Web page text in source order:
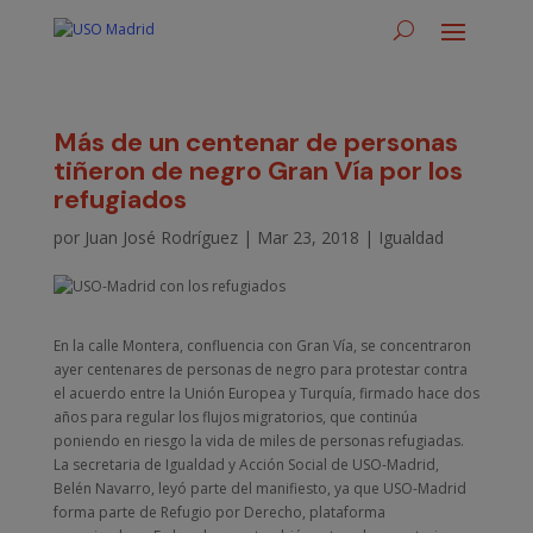
Más de un centenar de personas
tiñeron de negro Gran Vía por los
refugiados
por Juan José Rodríguez| Mar 23, 2018 | Igualdad
En la calle Montera, confluencia con Gran Vía, se concentraron
ayer centenares de personas de negro para protestar contra
el acuerdo entre la Unión Europea y Turquía, firmado hace dos
años para regular los flujos migratorios, que continúa
poniendo en riesgo la vida de miles de personas refugiadas.
La secretaria de Igualdad y Acción Social de USO-Madrid,
Belén Navarro, leyó parte del manifiesto, ya que USO-Madrid
forma parte de Refugio por Derecho, plataforma